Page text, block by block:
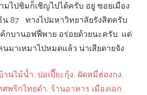
มไปชิมก็เชิญไปได้ครับ อยู่ ซอยเมือง
น 87 ทางไปมหาวิทยาลัยรังสิตครับ
กบานอฟฟี่พาย อร่อยด้วยนะครับ แต่
มาเหมาไปหมดแล้ว น่าเสียดายจัง
านไม้น้ำ, ปอเปี๊ยะกุ้ง, ผัดหมี่ฮ่องกง,
ศพริกไทยดำ, ร้านอาหาร เมืองเอก,